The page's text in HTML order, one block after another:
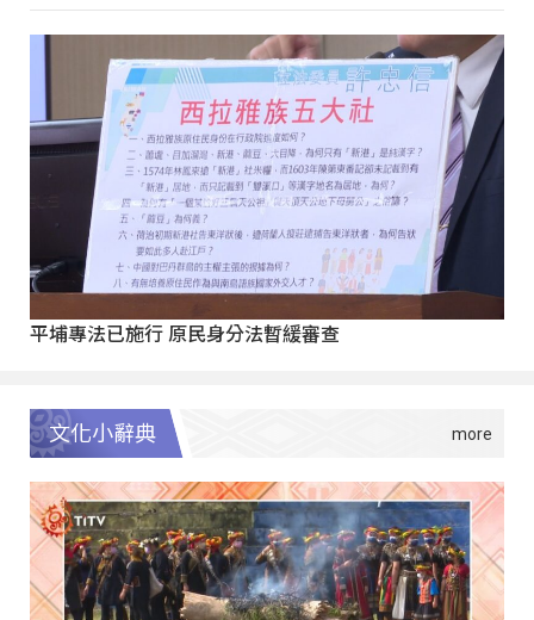
平埔專法已施行 原民身分法暫緩審查
文化小辭典